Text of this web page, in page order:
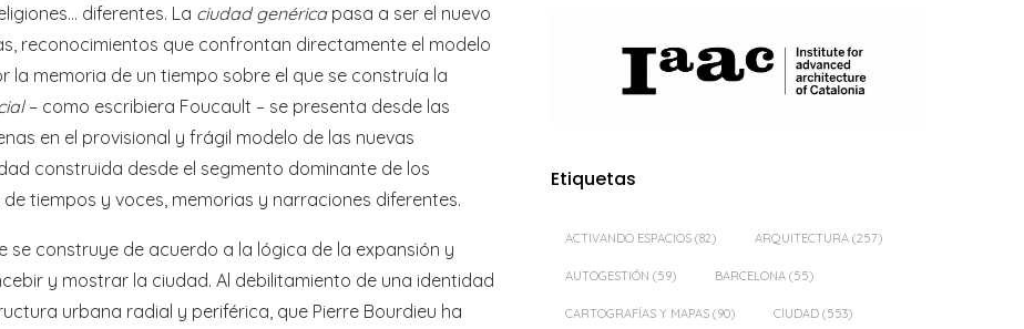
diferentes. La ciudad genéricapasa a ser el nuevo
reconocimientos que confrontan directamente el modelo
memoria de un tiempo sobre el que se construía la
– como escribiera Foucault – se presenta desde las
en el provisional y frágil modelo de las nuevas
construida desde el segmento dominante de los
tiempos y voces, memorias y narraciones diferentes.
se construye de acuerdo a la lógica de la expansión y
y mostrar la ciudad. Al debilitamiento de una identidad
urbana radial y periférica, que Pierre Bourdieu ha
Etiquetas
ACTIVANDO ESPACIOS (82) ARQUITECTURA (257)
AUTOGESTIÓN (59) BARCELONA (55)
CARTOGRAFÍAS Y MAPAS (90) CIUDAD (553)